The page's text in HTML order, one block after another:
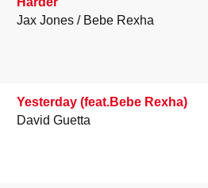
Jax Jones
Bebe Rexha
Yesterday (feat.Bebe Rexha)
David Guetta